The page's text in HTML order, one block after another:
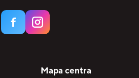
Mapa centra